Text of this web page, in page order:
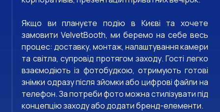
Якщо ви плануєте подію в Києві та хочете
замовити VelvetBooth, ми беремо на себе весь
процес: доставку, монтаж, налаштування камери
та світла, супровід протягом заходу. Гості легко
взаємодіють із фотобудкою, отримують готові
знімки одразу після зйомки або цифрові файли на
телефон. За потреби фото можна стилізувати під
концепцію заходу або додати бренд-елементи.